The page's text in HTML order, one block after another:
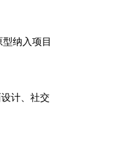
纳入项目
计、社交